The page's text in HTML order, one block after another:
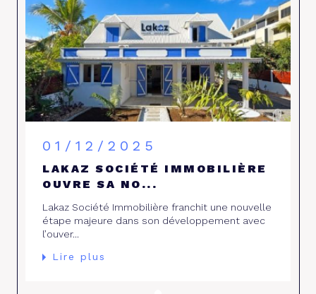
01/12/2025
LAKAZ SOCIÉTÉ IMMOBILIÈRE
OUVRE SA NO...
Lakaz Société Immobilière franchit une nouvelle
étape majeure dans son développement avec
l’ouver...
Lire plus